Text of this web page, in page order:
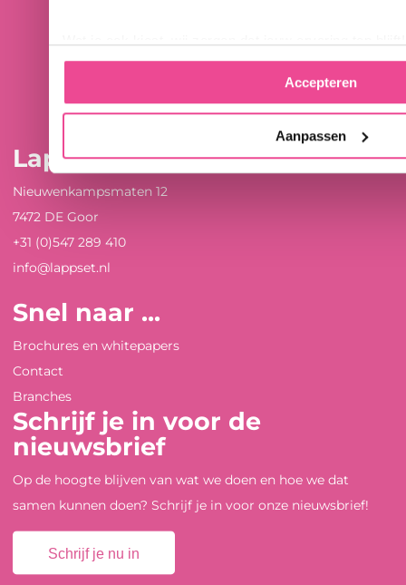
Accepteren
Aanpassen
Lappset Nederland
Nieuwenkampsmaten 12
7472 DE Goor
+31 (0)547 289 410
info@lappset.nl
Snel naar ...
Brochures en whitepapers
Contact
Branches
Schrijf je in voor de
nieuwsbrief
Op de hoogte blijven van wat we doen en hoe we dat
samen kunnen doen? Schrijf je in voor onze nieuwsbrief!
Schrijf je nu in